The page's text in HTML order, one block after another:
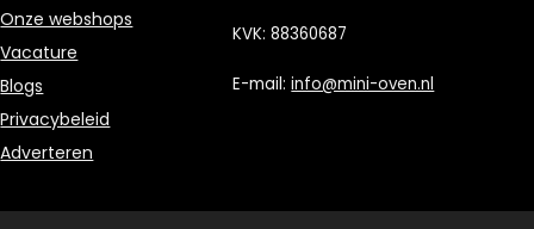
Onze webshops
Vacature
Blogs
Privacybeleid
Adverteren
KVK: 88360687
E-mail:info@mini-oven.nl